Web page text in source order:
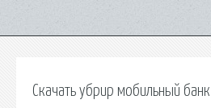
Скачать убрир мобильный банк